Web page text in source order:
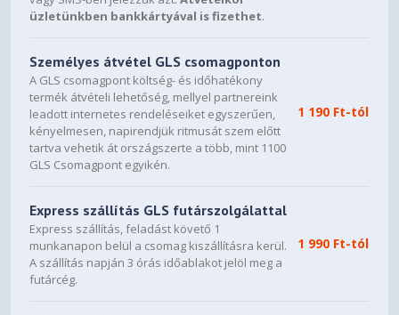
üzletünkben bankkártyával is fizethet.
Személyes átvétel GLS csomagponton
A GLS csomagpont költség- és időhatékony
termék átvételi lehetőség, mellyel partnereink
leadott internetes rendeléseiket egyszerűen,
kényelmesen, napirendjük ritmusát szem előtt
tartva vehetik át országszerte a több, mint 1100
GLS Csomagpont egyikén.
1 190 Ft-tól
Express szállítás GLS futárszolgálattal
Express szállítás, feladást követő 1
munkanapon belül a csomag kiszállításra kerül.
A szállítás napján 3 órás időablakot jelöl meg a
futárcég.
1 990 Ft-tól